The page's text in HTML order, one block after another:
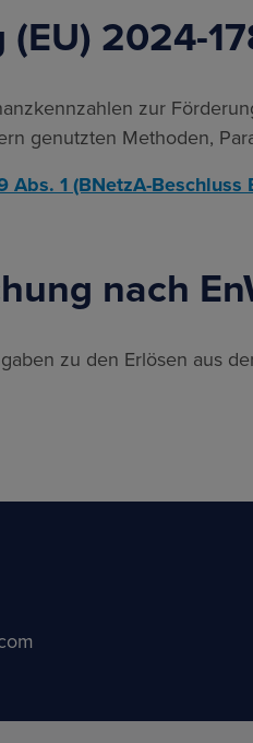
2024-
zur
genutzten Methoden,
Abs. 1 (BNetzA-
nach
zu den Erlösen aus